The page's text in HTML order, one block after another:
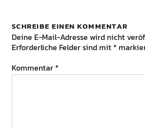
SCHREIBE EINEN KOMMENTAR
Deine E-Mail-Adresse wird nicht
Erforderliche Felder sind mit *
Kommentar *